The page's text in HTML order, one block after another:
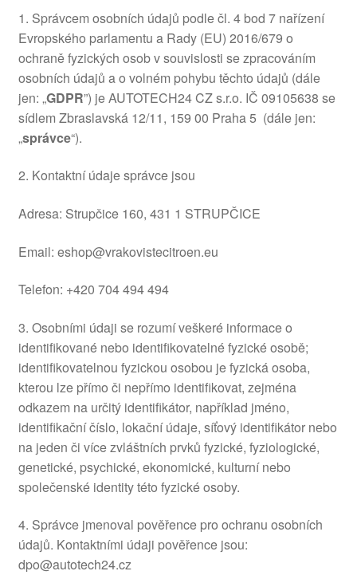
Můj účet
O nás
Obchodní podmínky
Ochrana osobních údajů
Platby
Pokladna
Vrakoviště Citroën
1. Správcem osobních údajů podle čl. 4 bod 7 nařízení
Evropského parlamentu a Rady (EU) 2016/679 o
ochraně fyzických osob v souvislosti se zpracováním
osobních údajů a o volném pohybu těchto údajů (dále
jen: „GDPR”) je AUTOTECH24 CZ s.r.o. IČ 09105638 se
sídlem Zbraslavská 12/11, 159 00 Praha 5 (dále jen:
„správce“).
2. Kontaktní údaje správce jsou
Adresa: Strupčice 160, 431 1 STRUPČICE
Email: eshop@vrakovistecitroen.eu
Telefon: +420 ​704 494 494
3. Osobními údaji se rozumí veškeré informace o
identifikované nebo identifikovatelné fyzické osobě;
identifikovatelnou fyzickou osobou je fyzická osoba,
kterou lze přímo či nepřímo identifikovat, zejména
odkazem na určitý identifikátor, například jméno,
identifikační číslo, lokační údaje, síťový identifikátor nebo
na jeden či více zvláštních prvků fyzické, fyziologické,
genetické, psychické, ekonomické, kulturní nebo
společenské identity této fyzické osoby.
4. Správce jmenoval pověřence pro ochranu osobních
údajů. Kontaktními údaji pověřence jsou:
dpo@autotech24.cz